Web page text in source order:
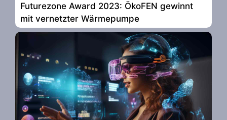
Futurezone Award 2023: ÖkoFEN gewinnt
mit vernetzter Wärmepumpe